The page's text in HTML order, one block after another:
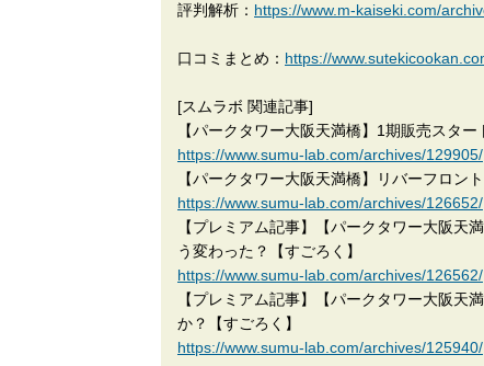
評判解析： https://www.m-kaiseki.com/
口コミまとめ： https://
[スムラボ 関連記事]
【パークタワー大阪天満橋】1期販売スター
https://www.sumu-lab.com/archives/129905/
【パークタワー大阪天満橋】リバーフロン
https://www.sumu-lab.com/archives/126652/
【プレミアム記事】【パークタワー大阪天
う変わった？【すごろく】
https://www.sumu-lab.com/archives/126562/
【プレミアム記事】【パークタワー大阪天
か？【すごろく】
https://www.sumu-lab.com/archives/125940/